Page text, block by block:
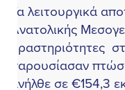
λειτουργικά
πτώση
σε €154,3 εκ.